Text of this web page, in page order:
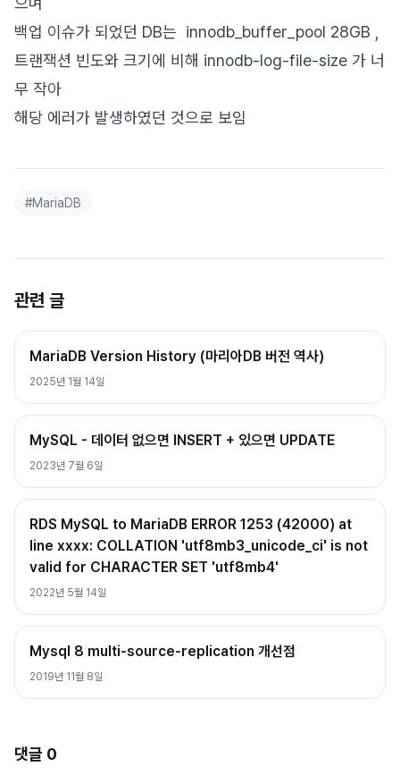
백업 이슈가 되었던 DB는 innodb_buffer_pool 28GB ,
트랜잭션 빈도와 크기에 비해 innodb-log-file-size 가 너
무 작아
해당 에러가 발생하였던 것으로 보임
#MariaDB
관련 글
MariaDB Version History (마리아DB 버전 역사)
2025년 1월 14일
MySQL - 데이터 없으면 INSERT + 있으면 UPDATE
2023년 7월 6일
RDS MySQL to MariaDB ERROR 1253 (42000) at
line xxxx: COLLATION 'utf8mb3_unicode_ci' is not
valid for CHARACTER SET 'utf8mb4'
2022년 5월 14일
Mysql 8 multi-source-replication 개선점
2019년 11월 8일
댓글 0